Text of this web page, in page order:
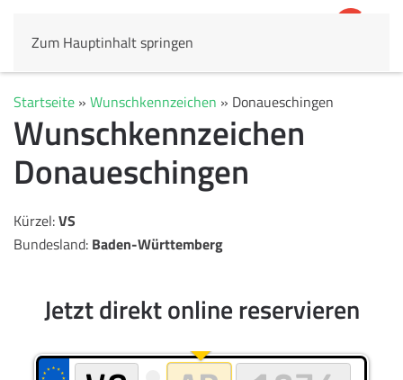
Zum Hauptinhalt springen
Startseite » Wunschkennzeichen » Donaueschingen
Wunschkennzeichen
Donaueschingen
Kürzel:VS
Bundesland: Baden-Württemberg
Jetzt direkt online reservieren